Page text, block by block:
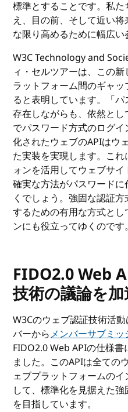
標準とすることです。私
え、目の前、そして近い
な限り高めるために幅広い
W3C Technology and
ィ・セルツアーは、この
ラットフォーム間のギャ
ると表明しています。「
存在しながらも、依然と
でパスワード方式のログ
化されたウェブのAPIはウ
た実装を実現します。こ
ォンを活用してウェブサ
確実な方法がパスワード
くでしょう。強固な認証
するための有用な方式と
ンにも役立ってゆくのです
FIDO2.0 Web
技術の議論を
W3Cのウェブ認証技術活
バーからメンバーサブミッ
FIDO2.0 Web APIの仕様
ました。このAPIは全ての
ェブプラットフォームの
して、標準化を見据えた
を目指しています。